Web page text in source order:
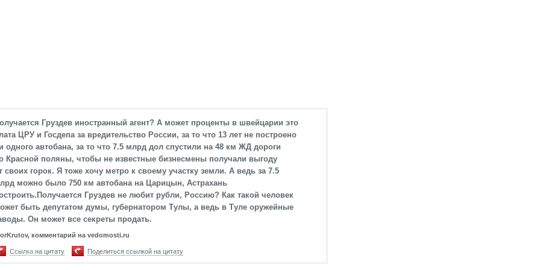
Груздев иностранный агент? А может проценты в швейцарии это
ЦРУ и Госдепа за вредительство России, за то что 13 лет не построено
одного автобана, за то что 7.5 млрд дол спустили на 48 км ЖД дороги
Красной поляны, чтобы не известные бизнесмены получали выгоду
своих горок. Я тоже хочу метро к своему участку земли. А ведь за 7.5
можно было 750 км автобана на Царицын, Астрахань
Груздев не любит рубли, Россию? Как такой человек
быть депутатом думы, губернатором Тулы, а ведь в Туле оружейные
Он может все секреты продать.
комментарий на vedomosti.ru
Ссылка на цитату Поделиться ссылкой на цитату